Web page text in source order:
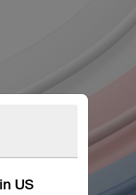
US